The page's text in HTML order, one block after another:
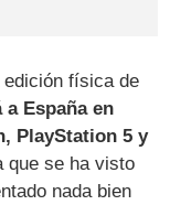
edición física de
a España en
PlayStation 5 y
que se ha visto
nada bien